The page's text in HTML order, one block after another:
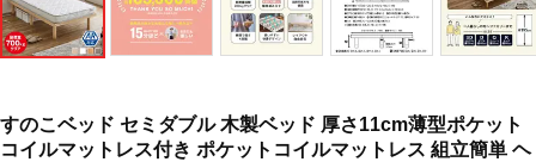
すのこベッド セミダブル 木製ベッド 厚さ11cm薄型ポケット
コイルマットレス付き ポケットコイルマットレス 組立簡単 ヘ